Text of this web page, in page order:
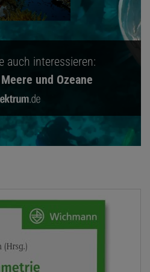
auch interessieren:
und Ozeane